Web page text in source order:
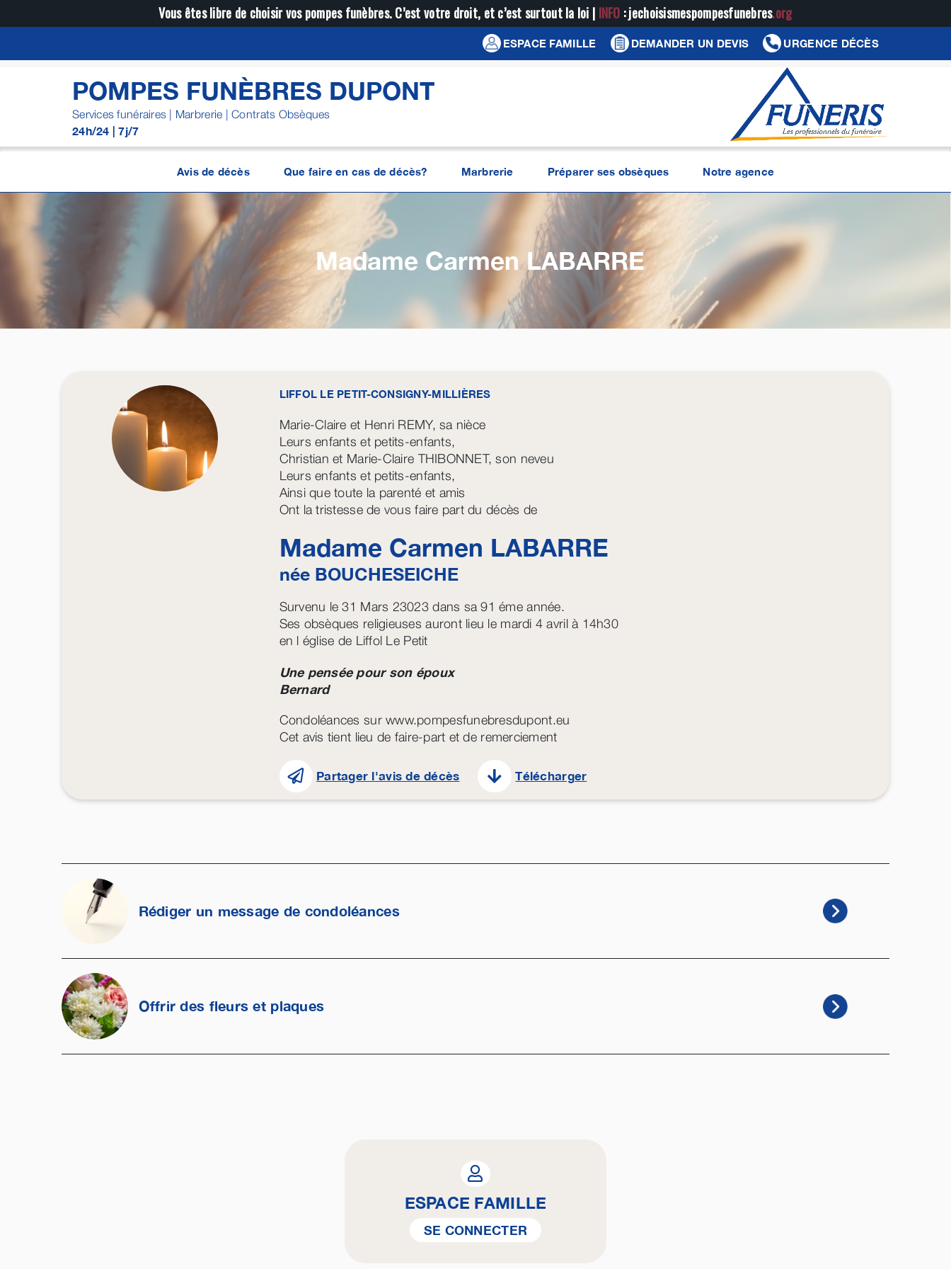
au
Vous êtes libre de choisir vos pompes funèbres. C’est votre droit, et c’est surtout la loi | INFO : jechoisismespompesfunebres.org
ESPACE FAMILLE DEMANDER UN DEVIS URGENCE DÉCÈS
POMPES FUNÈBRES DUPONT
Services funéraires | Marbrerie | Contrats Obsèques
24h/24 | 7j/7
Avis de décès Que faire en cas de décès? Marbrerie Préparer ses obsèques Notre agence
Madame CarmenLABARRE
LIFFOL LE PETIT-CONSIGNY-MILLIÈRES
Marie-Claire et Henri REMY, sa nièce
Leurs enfants et petits-enfants,
Christian et Marie-Claire THIBONNET, son neveu
Leurs enfants et petits-enfants,
Ainsi que toute la parenté et amis
Ont la tristesse de vous faire part du décès de
Madame Carmen LABARRE
née BOUCHESEICHE
Survenu le 31 Mars 23023 dans sa 91 éme année.
Ses obsèques religieuses auront lieu le mardi 4 avril à 14h30
en l église de Liffol Le Petit
Une pensée pour son époux
Bernard
Condoléances sur www.pompesfunebresdupont.eu
Cet avis tient lieu de faire-part et de remerciement
Partager l'avis de décès Télécharger
Rédiger un message de condoléances
Offrir des fleurs et plaques
ESPACE FAMILLE
SE CONNECTER